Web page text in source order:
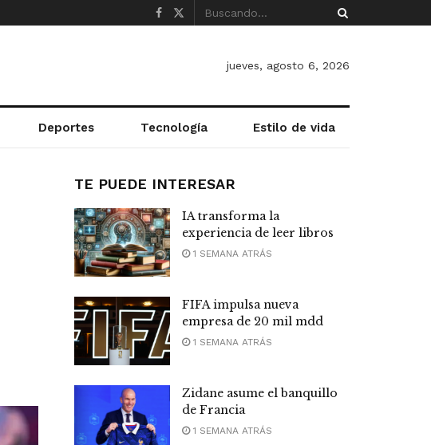
jueves, agosto 6, 2026
Deportes Tecnología Estilo de vida
TE PUEDE INTERESAR
IA transforma la
experiencia de leer libros
1 SEMANA ATRÁS
FIFA impulsa nueva
empresa de 20 mil mdd
1 SEMANA ATRÁS
Zidane asume el banquillo
de Francia
1 SEMANA ATRÁS